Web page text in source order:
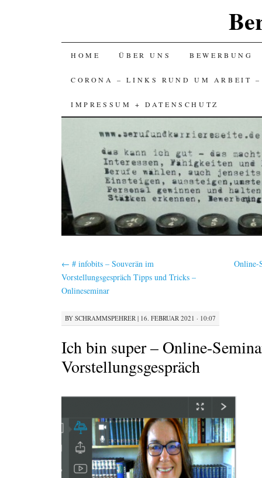
SKIP
TO
CONTENT
HOME ÜBER UNS BEWERBUNG
CORONA – LINKS RUND UM ARBEIT
IMPRESSUM + DATENSCHUTZ
← # infobits – Souverän im
Vorstellungsgespräch Tipps und Tricks –
Onlineseminar
Online-
BY SCHRAMMSPEHRER | 16. FEBRUAR 2021 · 10:07
Ich bin super – Online-
Vorstellungsgespräch